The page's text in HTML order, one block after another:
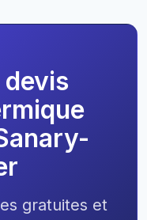
gratuites et